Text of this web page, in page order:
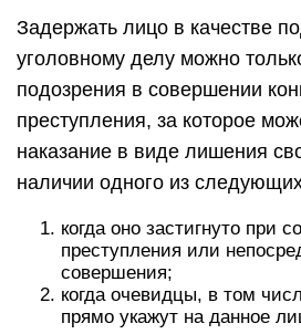
Задержать лицо в качестве
уголовному делу можно
подозрения в совершении
преступления, за которое
наказание в виде лишения
наличии одного из
когда оно застигнуто при
преступления или
совершения;
когда очевидцы, в том
прямо укажут на данное